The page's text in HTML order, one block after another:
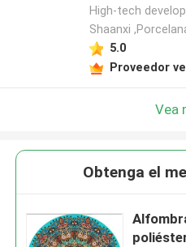
High-tech
Shaanxi
5.0
Proveedor
Vea
Obtenga el